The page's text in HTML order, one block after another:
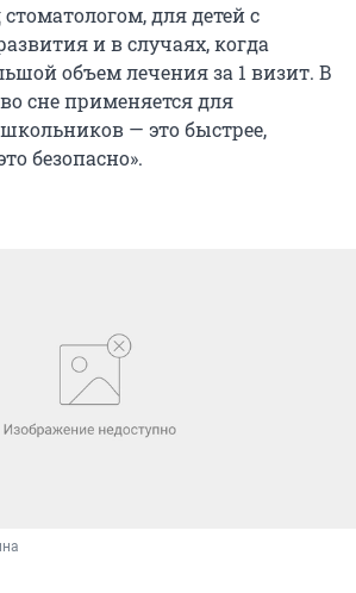
стоматологом, для детей с
и в случаях, когда
объем лечения за 1 визит. В
сне применяется для
— это быстрее,
безопасно».